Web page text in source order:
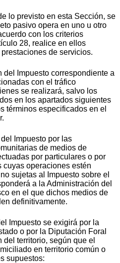
lo previsto en esta Sección, se
pasivo opera en uno u otro
con los criterios
28, realice en ellos
de servicios.
Impuesto correspondiente a
con el tráfico
se realizará, salvo los
en los apartados siguientes
términos especificados en el
Impuesto por las
de medios de
por particulares o por
cuyas operaciones estén
sujetas al Impuesto sobre el
a la Administración del
en el que dichos medios de
definitivamente.
Impuesto se exigirá por la
o por la Diputación Foral
del territorio, según que el
en territorio común o
supuestos: